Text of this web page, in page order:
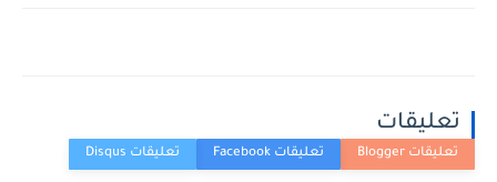
تعليقات